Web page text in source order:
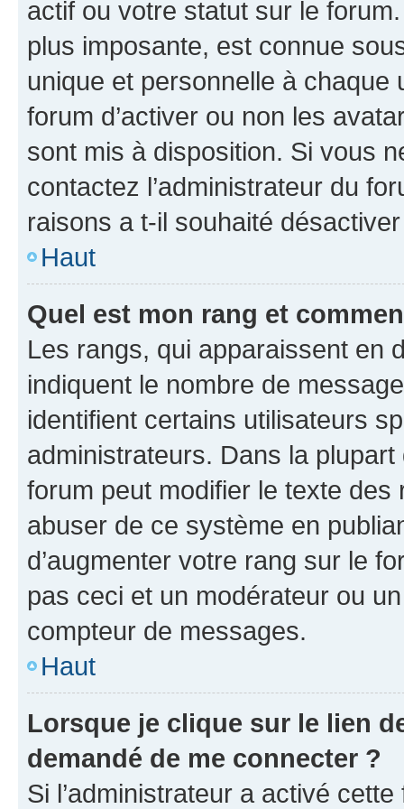
actif ou votre statut sur le
plus imposante, est connue
unique et personnelle à chaque
forum d’activer ou non les
sont mis à disposition. Si vous
contactez l’administrateur du
raisons a t-il souhaité
Haut
Quel est mon rang et
Les rangs, qui apparaissent en
indiquent le nombre de
identifient certains utilisateurs
administrateurs. Dans la
forum peut modifier le texte
abuser de ce système en
d’augmenter votre rang sur le
pas ceci et un modérateur ou
compteur de messages.
Haut
Lorsque je clique sur le lien
demandé de me connecter ?
Si l’administrateur a activé